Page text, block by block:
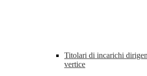
Titolari di incarichi
vertice